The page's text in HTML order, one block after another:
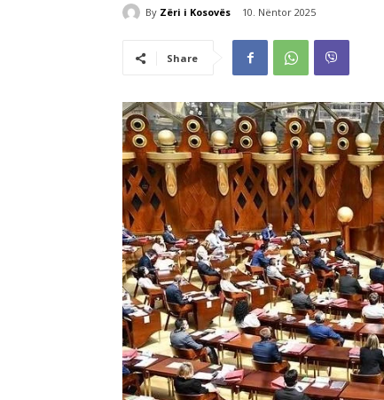
By Zëri i Kosovës 10. Nëntor 2025
Share